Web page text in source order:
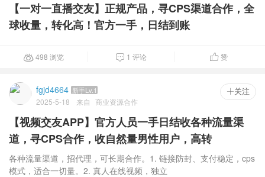
【一对一直播交友】正规产品，寻CPS渠道合作，全
球收量，转化高！官方一手，日结到账
498 浏览  1 评论 赞
fgjd4664 新手Lv.1
2025-5-18 来自 商业资源合作
 关注
【视频交友APP】官方人员一手日结收各种流量渠
道，寻CPS合作，收自然量男性用户，高转
各种流量渠道，招代理，可长期合作。1. 链接防封、支付稳定，cps
模式，适合一切量。2. 真人在线视频，独立